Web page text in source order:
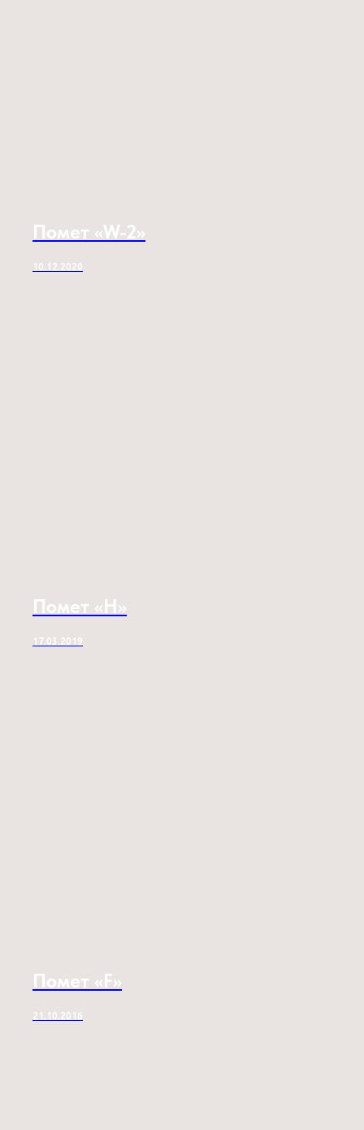
Помет «W-2»
10.12.2020
Помет «H»
17.03.2019
Помет «F»
21.10.2016